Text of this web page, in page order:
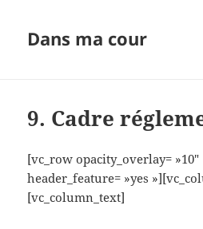
Dans ma cour
9. Cadre
[vc_row opacity_overlay= »10″
header_feature= »yes
[vc_column_text]